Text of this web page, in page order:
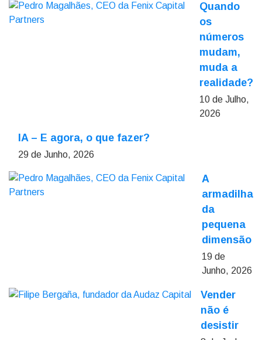
Quando
os
números
mudam,
muda a
realidade?
10 de Julho,
2026
IA – E agora, o que fazer?
29 de Junho, 2026
A
armadilha
da
pequena
dimensão
19 de
Junho, 2026
Vender
não é
desistir